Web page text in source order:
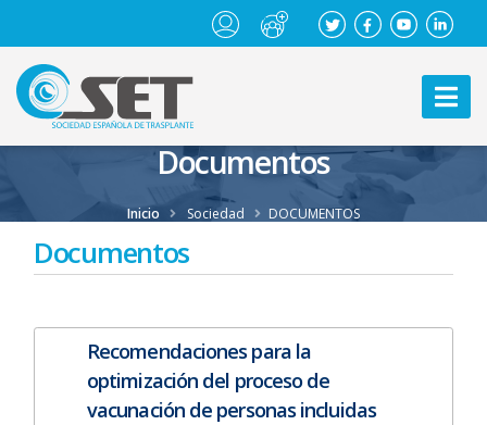
Documentos
Inicio Sociedad DOCUMENTOS
Documentos
Recomendaciones para la
optimización del proceso de
vacunación de personas incluidas